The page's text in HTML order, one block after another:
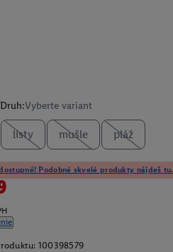
Druh:Vyberte variant
listy mušle pláž
Podobné skvelé produkty nájdeš tu.
100398579